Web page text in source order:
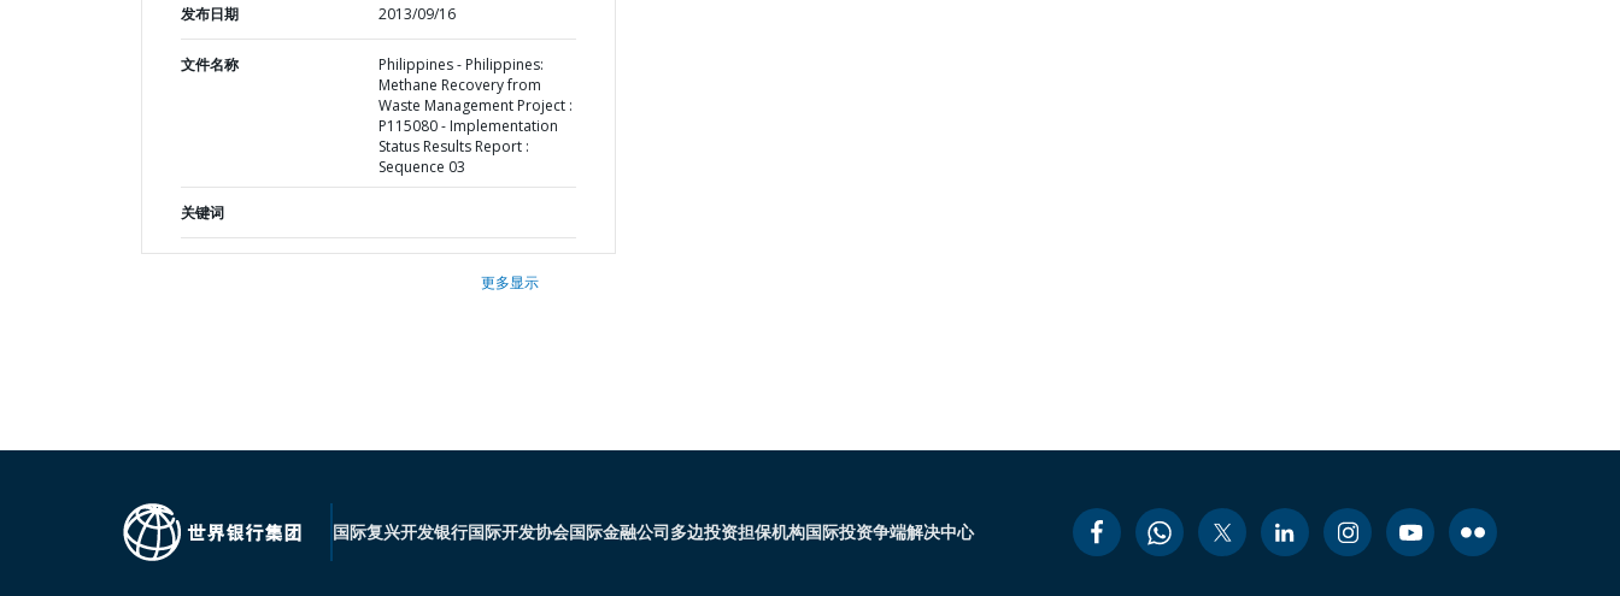
发布日期 2013/09/16
文件名称
Philippines - Philippines:
Methane Recovery from
Waste Management Project :
P115080 - Implementation
Status Results Report :
Sequence 03
关键词
更多显示
国际复兴开发银行国际开发协会国际金融公司多边投资担保机构国际投资争端解决中心